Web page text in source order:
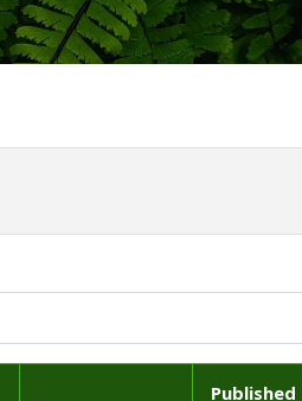
Published